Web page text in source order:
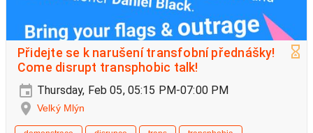
Přidejte se k narušení transfobní přednášky!
Come disrupt transphobic talk!
Thursday, Feb 05, 05:15 PM-07:00 PM
Velký Mlýn